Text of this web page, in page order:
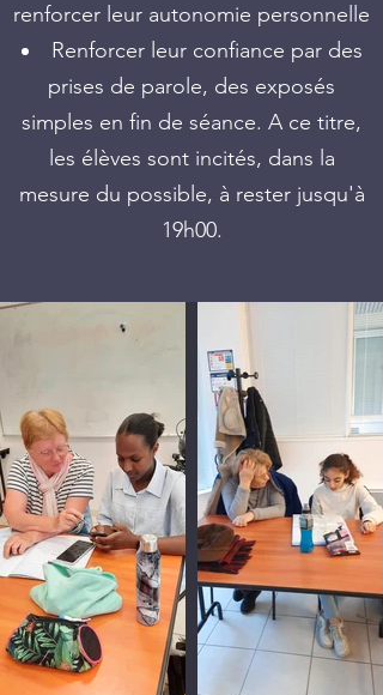
renforcer leur autonomie personnelle
Renforcer leur confiance par des
prises de parole, des exposés
simples en fin de séance. A ce titre,
les élèves sont incités, dans la
mesure du possible, à rester jusqu'à
19h00.